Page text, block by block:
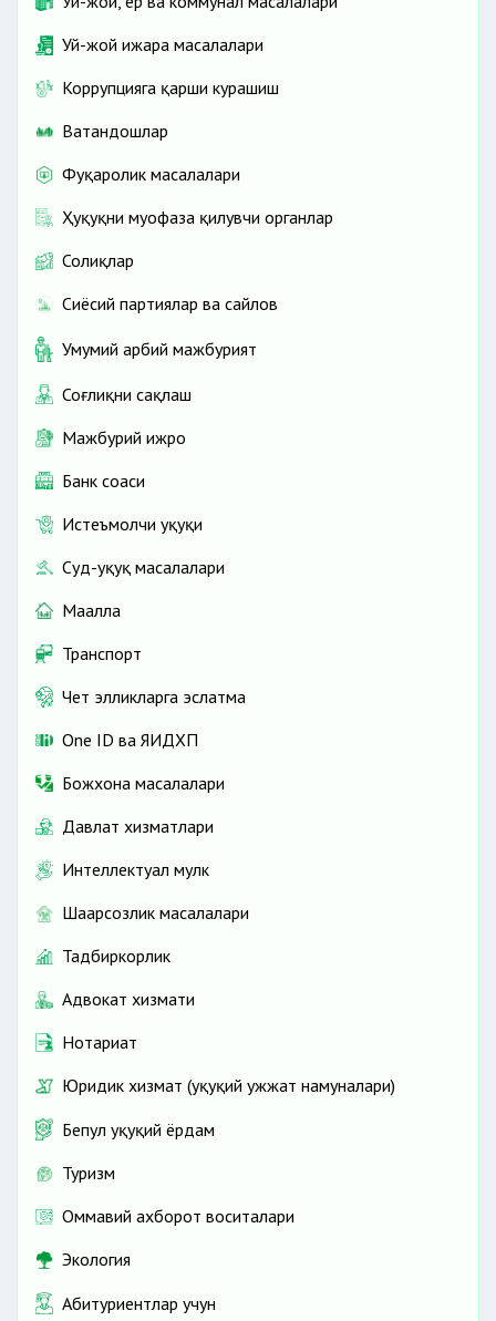
Уй-жой ижара масалалари
Коррупцияга қарши курашиш
Ватандошлар
Фуқаролик масалалари
Ҳуқуқни муҳофаза қилувчи органлар
Солиқлар
Сиёсий партиялар ва сайлов
Умумий ҳарбий мажбурият
Соғлиқни сақлаш
Мажбурий ижро
Банк соҳаси
Истеъмолчи ҳуқуқи
Суд-ҳуқуқ масалалари
Маҳалла
Транспорт
Чет элликларга эслатма
One ID ва ЯИДХП
Божхона масалалари
Давлат хизматлари
Интеллектуал мулк
Шаҳарсозлик масалалари
Тадбиркорлик
Адвокат хизмати
Нотариат
Юридик хизмат (ҳуқуқий ҳужжат намуналари)
Бепул ҳуқуқий ёрдам
Туризм
Оммавий ахборот воситалари
Экология
Абитуриентлар учун